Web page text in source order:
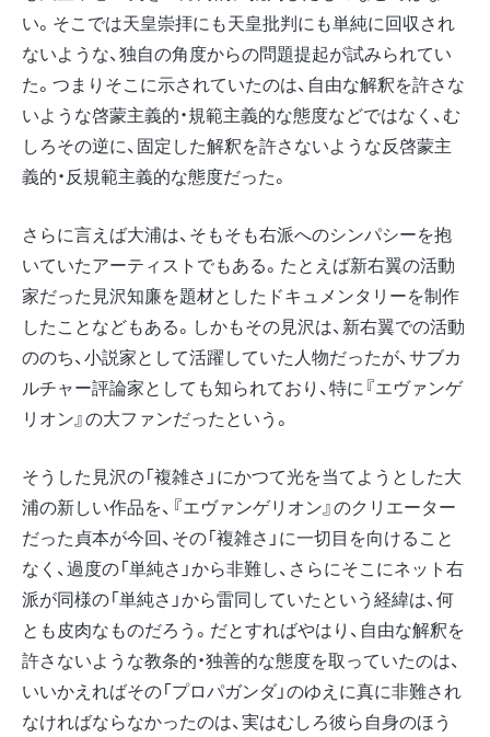
い。そこでは天皇崇拝にも天皇批判にも単純に回収され
ないような、独自の角度からの問題提起が試みられてい
た。つまりそこに示されていたのは、自由な解釈を許さな
いような啓蒙主義的・規範主義的な態度などではなく、む
しろその逆に、固定した解釈を許さないような反啓蒙主
義的・反規範主義的な態度だった。
さらに言えば大浦は、そもそも右派へのシンパシーを抱
いていたアーティストでもある。たとえば新右翼の活動
家だった見沢知廉を題材としたドキュメンタリーを制作
したことなどもある。しかもその見沢は、新右翼での活動
ののち、小説家として活躍していた人物だったが、サブカ
ルチャー評論家としても知られており、特に『エヴァンゲ
リオン』の大ファンだったという。
そうした見沢の「複雑さ」にかつて光を当てようとした大
浦の新しい作品を、『エヴァンゲリオン』のクリエーター
だった貞本が今回、その「複雑さ」に一切目を向けること
なく、過度の「単純さ」から非難し、さらにそこにネット右
派が同様の「単純さ」から雷同していたという経緯は、何
とも皮肉なものだろう。だとすればやはり、自由な解釈を
許さないような教条的・独善的な態度を取っていたのは、
いいかえればその「プロパガンダ」のゆえに真に非難され
なければならなかったのは、実はむしろ彼ら自身のほう